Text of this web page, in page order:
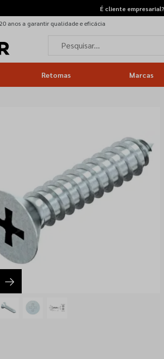
É cliente
anos a garantir qualidade e eficácia
Retomas Marcas